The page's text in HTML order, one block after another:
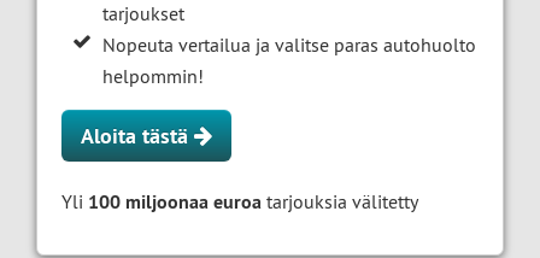
tarjoukset
Nopeuta vertailua ja valitse paras autohuolto
helpommin!
Aloita tästä
Yli 100 miljoonaa euroa tarjouksia välitetty